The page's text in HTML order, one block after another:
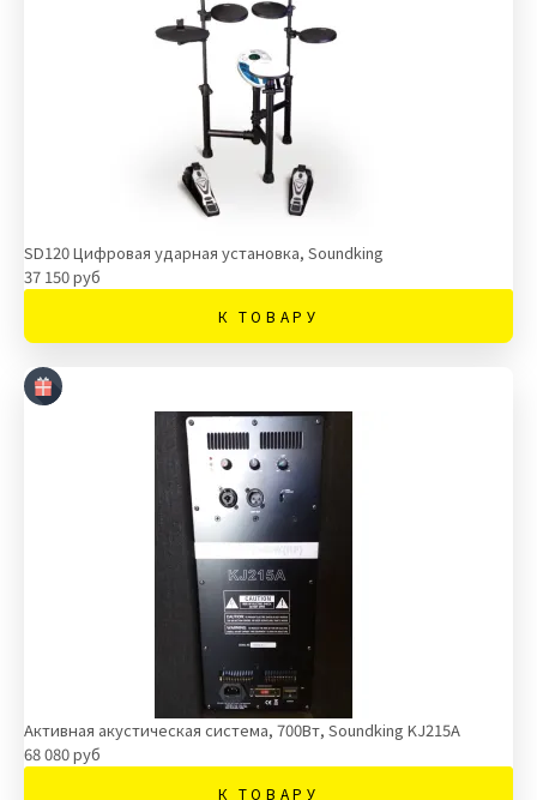
SD120 Цифровая ударная установка, Soundking
37 150 руб
К ТОВАРУ
Активная акустическая система, 700Вт, Soundking KJ215A
68 080 руб
К ТОВАРУ